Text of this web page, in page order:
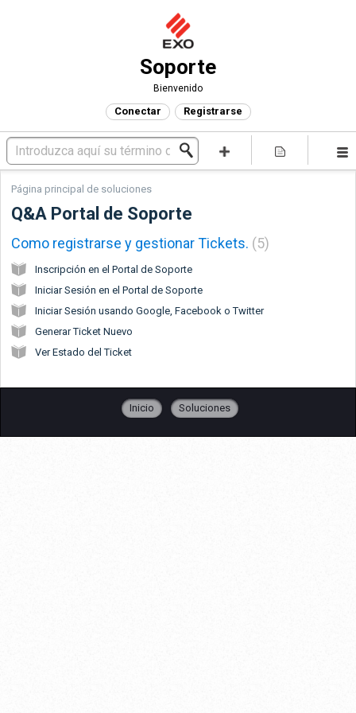
Soporte
Bienvenido
Conectar Registrarse
Página principal de soluciones
Q&A Portal de Soporte
Como registrarse y gestionar Tickets. 5
Inscripción en el Portal de Soporte
Iniciar Sesión en el Portal de Soporte
Iniciar Sesión usando Google, Facebook o Twitter
Generar Ticket Nuevo
Ver Estado del Ticket
Inicio Soluciones